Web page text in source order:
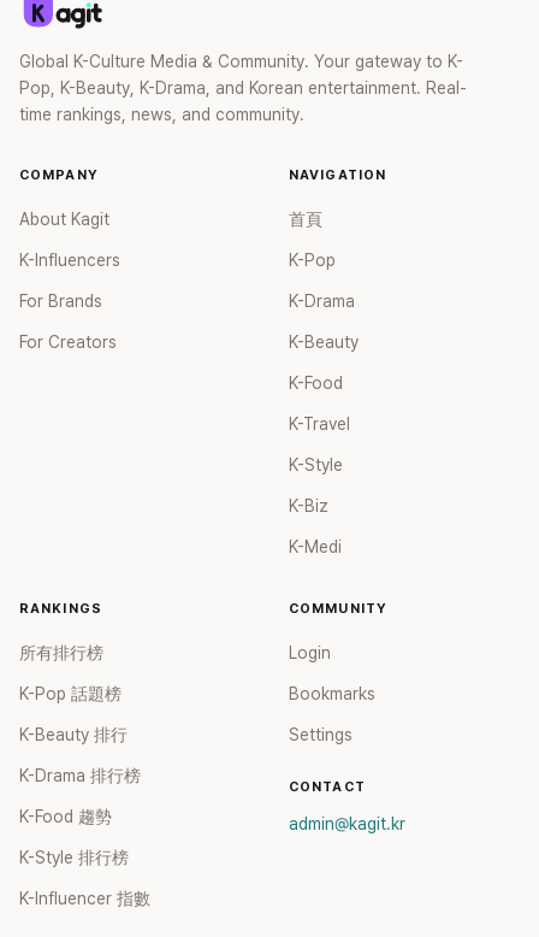
三次，讓粉絲激動不而。粉絲看到後都表示「我知道那種心情ㅠ
就算是現在也拜託好好對待SEVENTEEN」「兩團感情這麼好～」
等反應。
示：「好久不見了...After School」、「太驚喜了」、「好想念他們
School是二代團中人氣女團之一，2016年開始成員們紛紛面
臨合約到期，因此成員一個個離開團體。不過，成員佳恩在
《PRODUCE 48》提到After School尚未解散。
Global K-Culture Media & Community. Your gateway to K-
Pop, K-Beauty, K-Drama, and Korean entertainment. Real-
time rankings, news, and community.
COMPANY
About Kagit
K-Influencers
For Brands
For Creators
NAVIGATION
首頁
K-Pop
K-Drama
K-Beauty
K-Food
K-Travel
K-Style
K-Biz
K-Medi
RANKINGS
所有排行榜
K-Pop 話題榜
K-Beauty 排行
K-Drama 排行榜
K-Food 趨勢
K-Style 排行榜
K-Influencer 指數
COMMUNITY
Login
Bookmarks
Settings
CONTACT
admin@kagit.kr